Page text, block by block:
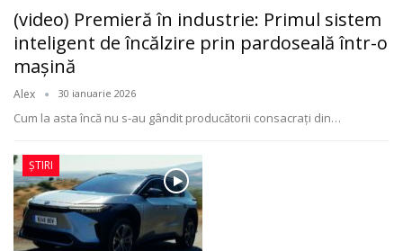
(video) Premieră în industrie: Primul sistem
inteligent de încălzire prin pardoseală într-o
mașină
Alex 30 ianuarie 2026
Cum la asta încă nu s-au gândit producătorii consacrați din…
ȘTIRI